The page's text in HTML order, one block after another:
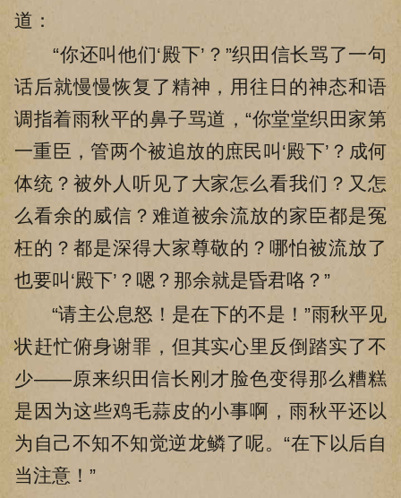
道：
“你还叫他们‘殿下’？”织田信长骂了一句
话后就慢慢恢复了精神，用往日的神态和语
调指着雨秋平的鼻子骂道，“你堂堂织田家第
一重臣，管两个被追放的庶民叫‘殿下’？成何
体统？被外人听见了大家怎么看我们？又怎
么看余的威信？难道被余流放的家臣都是冤
枉的？都是深得大家尊敬的？哪怕被流放了
也要叫‘殿下’？嗯？那余就是昏君咯？”
“请主公息怒！是在下的不是！”雨秋平见
状赶忙俯身谢罪，但其实心里反倒踏实了不
少——原来织田信长刚才脸色变得那么糟糕
是因为这些鸡毛蒜皮的小事啊，雨秋平还以
为自己不知不知觉逆龙鳞了呢。“在下以后自
当注意！”